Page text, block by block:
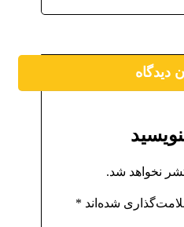
دیدگاه
نخواهد شد.
شده‌اند *